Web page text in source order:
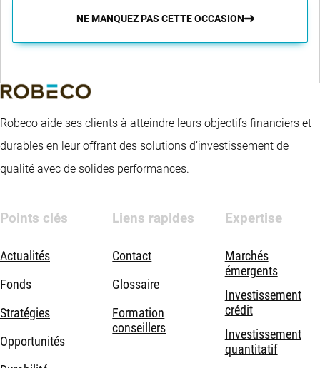
NE MANQUEZ PAS CETTE OCCASION
Robeco aide ses clients à atteindre leurs objectifs financiers et
durables en leur offrant des solutions d’investissement de
qualité avec de solides performances.
Points clés
Actualités
Fonds
Stratégies
Opportunités
Liens rapides
Contact
Glossaire
Formation
conseillers
Expertise
Marchés
émergents
Investissement
crédit
Investissement
quantitatif